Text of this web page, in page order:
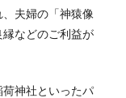
、夫婦の「神猿像
縁などのご利益が
神社といったパ